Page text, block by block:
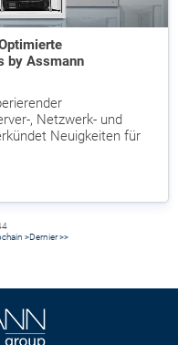
by Assmann
, Netzwerk- und
Neuigkeiten für
>Dernier >>